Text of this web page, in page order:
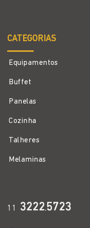
CATEGORIAS
Equipamentos
Buffet
Panelas
Cozinha
Talheres
Melaminas
11 3222.5723